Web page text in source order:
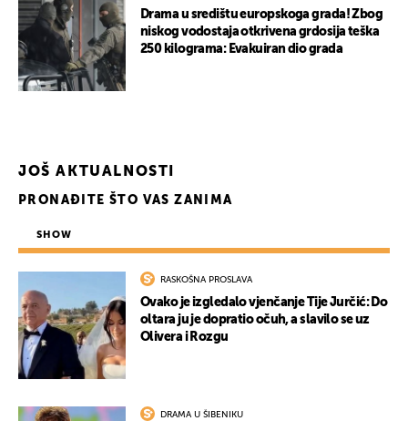
Drama u središtu europskoga grada! Zbog
niskog vodostaja otkrivena grdosija teška
250 kilograma: Evakuiran dio grada
JOŠ AKTUALNOSTI
PRONAĐITE ŠTO VAS ZANIMA
SHOW
RASKOŠNA PROSLAVA
Ovako je izgledalo vjenčanje Tije Jurčić: Do
oltara ju je dopratio očuh, a slavilo se uz
Olivera i Rozgu
DRAMA U ŠIBENIKU